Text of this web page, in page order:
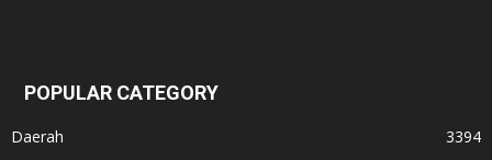
POPULAR CATEGORY
Daerah
3394